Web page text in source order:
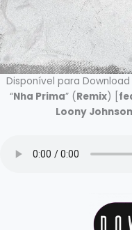
Disponível para
“Nha Prima” (Remix) [
Loony Johnson